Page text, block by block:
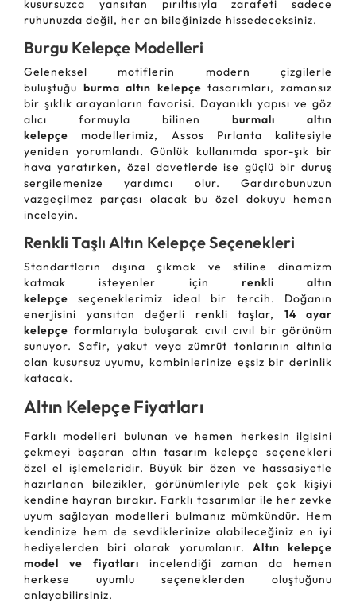
kusursuzca yansıtan pırıltısıyla zarafeti sadece
ruhunuzda değil, her an bileğinizde hissedeceksiniz.
Burgu Kelepçe Modelleri
Geleneksel motiflerin modern çizgilerle
buluştuğu burma altın kelepçe tasarımları, zamansız
bir şıklık arayanların favorisi. Dayanıklı yapısı ve göz
alıcı formuyla bilinen burmalı altın
kelepçe modellerimiz, Assos Pırlanta kalitesiyle
yeniden yorumlandı. Günlük kullanımda spor-şık bir
hava yaratırken, özel davetlerde ise güçlü bir duruş
sergilemenize yardımcı olur. Gardırobunuzun
vazgeçilmez parçası olacak bu özel dokuyu hemen
inceleyin.
Renkli Taşlı Altın Kelepçe Seçenekleri
Standartların dışına çıkmak ve stiline dinamizm
katmak isteyenler için renkli altın
kelepçe seçeneklerimiz ideal bir tercih. Doğanın
enerjisini yansıtan değerli renkli taşlar, 14 ayar
kelepçe formlarıyla buluşarak cıvıl cıvıl bir görünüm
sunuyor. Safir, yakut veya zümrüt tonlarının altınla
olan kusursuz uyumu, kombinlerinize eşsiz bir derinlik
katacak.
Altın Kelepçe Fiyatları
Farklı modelleri bulunan ve hemen herkesin ilgisini
çekmeyi başaran altın tasarım kelepçe seçenekleri
özel el işlemeleridir. Büyük bir özen ve hassasiyetle
hazırlanan bilezikler, görünümleriyle pek çok kişiyi
kendine hayran bırakır. Farklı tasarımlar ile her zevke
uyum sağlayan modelleri bulmanız mümkündür. Hem
kendinize hem de sevdiklerinize alabileceğiniz en iyi
hediyelerden biri olarak yorumlanır. Altın kelepçe
model ve fiyatları incelendiği zaman da hemen
herkese uyumlu seçeneklerden oluştuğunu
anlayabilirsiniz.